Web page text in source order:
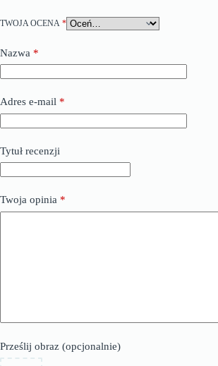
TWOJA OCENA *
Nazwa *
Adres e-mail *
Tytuł recenzji
Twoja opinia *
Prześlij obraz (opcjonalnie)